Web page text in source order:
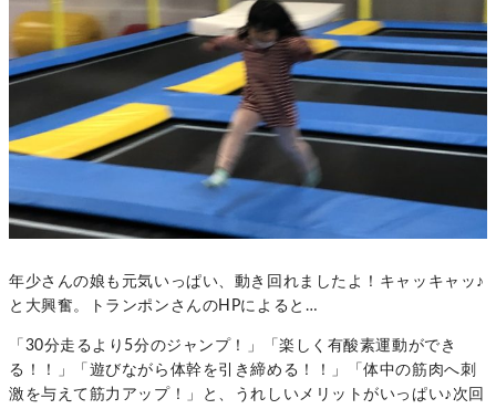
年少さんの娘も元気いっぱい、動き回れましたよ！キャッキャッ♪
と大興奮。トランポンさんのHPによると…
「30分走るより5分のジャンプ！」「楽しく有酸素運動ができ
る！！」「遊びながら体幹を引き締める！！」「体中の筋肉へ刺
激を与えて筋力アップ！」と、うれしいメリットがいっぱい♪次回